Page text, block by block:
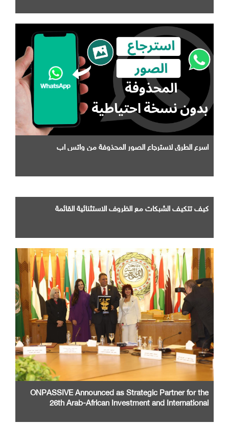
اسرع الطرق لاسترجاع الصور المحذوفة من واتس اب
كيف تتكيف الشبكات مع الظروف الاستثنائية القائمة
ONPASSIVE Announced as Strategic Partner for the
26th Arab-African Investment and International